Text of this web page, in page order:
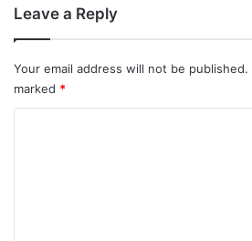
Leave a Reply
Your email address will not be published.
marked *